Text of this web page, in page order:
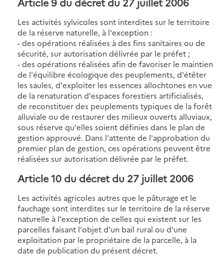
Les activités sylvicoles sont interdites sur le territoire
de la réserve naturelle, à l'exception :
- des opérations réalisées à des fins sanitaires ou de
sécurité, sur autorisation délivrée par le préfet ;
- des opérations réalisées afin de favoriser le maintien
de l'équilibre écologique des peuplements, d'étêter
les saules, d'exploiter les essences allochtones en vue
de la renaturation d'espaces forestiers artificialisés,
de reconstituer des peuplements typiques de la forêt
alluviale ou de restaurer des milieux ouverts alluviaux,
sous réserve qu'elles soient définies dans le plan de
gestion approuvé. Dans l'attente de l'approbation du
premier plan de gestion, ces opérations peuvent être
réalisées sur autorisation délivrée par le préfet.
Article 10 du décret du 27 juillet 2006
Les activités agricoles autres que le pâturage et le
fauchage sont interdites sur le territoire de la réserve
naturelle à l'exception de celles qui existent sur les
parcelles faisant l'objet d'un bail rural ou d'une
exploitation par le propriétaire de la parcelle, à la
date de publication du présent décret.